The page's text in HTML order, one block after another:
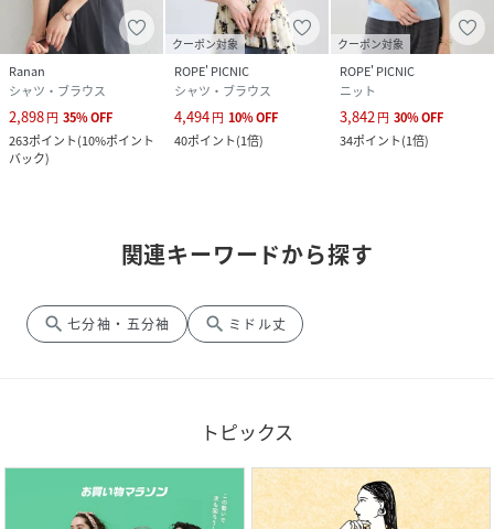
Ranan
シャツ・ブラウス
2,898円 35%OFF
263ポイント(10%ポイント
バック)
クーポン対象
ROPE' PICNIC
シャツ・ブラウス
4,494円 10%OFF
40ポイント(1倍)
クーポン対象
ROPE' PICNIC
ニット
3,842 円 30%OFF
34ポイント(1倍)
関連キーワードから探す
search 七分袖・五分袖 search ミドル丈
トピックス